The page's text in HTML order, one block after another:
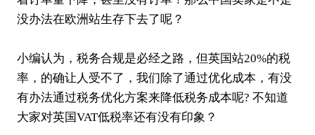
没办法在欧洲站生存下去了呢？
小编认为，税务合规是必经之路，但英国站20%的税
率，的确让人受不了，我们除了通过优化成本，有没
有办法通过税务优化方案来降低税务成本呢? 不知道
大家对英国VAT低税率还有没有印象？